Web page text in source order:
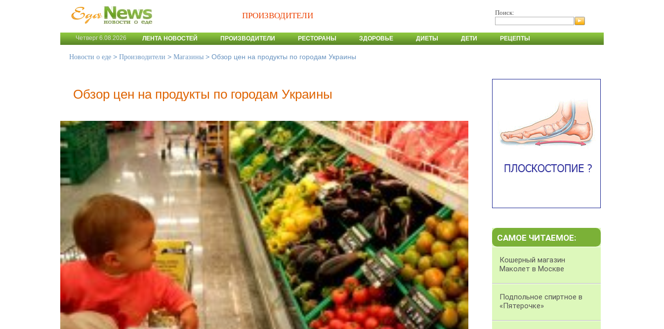
ПРОИЗВОДИТЕЛИ Поиск:
Четверг 6.08.2026 ЛЕНТА НОВОСТЕЙ ПРОИЗВОДИТЕЛИ РЕСТОРАНЫ ЗДОРОВЬЕ ДИЕТЫ ДЕТИ РЕЦЕПТЫ
Новости о еде > Производители > Магазины > Обзор цен на продукты по городам Украины
Обзор цен на продукты по городам Украины
САМОЕ ЧИТАЕМОЕ:
Кошерный магазин
Маколет в Москве
Подпольное спиртное в
«Пятерочке»